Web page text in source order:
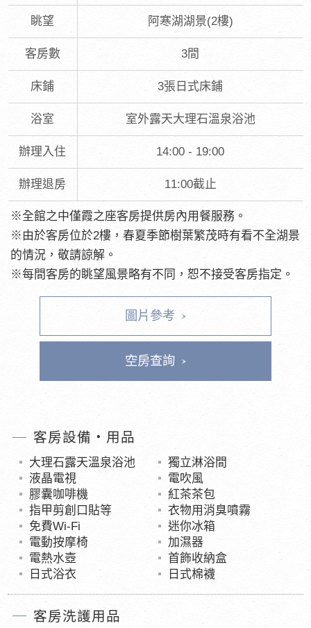
眺望 阿寒湖湖景(2樓)
客房數 3間
床鋪 3張日式床鋪
浴室 室外露天大理石溫泉浴池
辦理入住 14:00 - 19:00
辦理退房 11:00截止
※全館之中僅霞之座客房提供房內用餐服務。
※由於客房位於2樓，春夏季節樹葉繁茂時有看不全湖景
的情況，敬請諒解。
※每間客房的眺望風景略有不同，恕不接受客房指定。
圖片參考
空房查詢
客房設備・用品
大理石露天溫泉浴池
液晶電視
膠囊咖啡機
指甲剪創口貼等
獨立淋浴間
電吹風
紅茶茶包
衣物用消臭噴霧
免費Wi-Fi
電動按摩椅
電熱水壺
日式浴衣
迷你冰箱
加濕器
首飾收納盒
日式棉襪
客房洗護用品